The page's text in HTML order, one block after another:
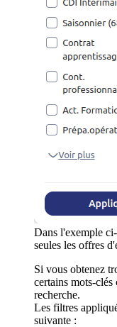
Dans l'exemple
seules les offres
Si vous obtenez
certains mots-
recherche.
Les filtres
suivante :